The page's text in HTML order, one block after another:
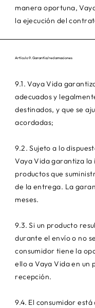
manera oportuna,
la ejecución del
Artículo 9. Garantía/reclamaciones
9.1. Vaya Vida
adecuados y
destinados, y que se
acordadas;
9.2. Sujeto a lo
Vaya Vida garantiza
productos que
de la entrega. La
meses.
9.3. Si un producto
durante el envío o no
consumidor tiene la
ello a Vaya Vida en un
recepción.
9.4. El consumidor